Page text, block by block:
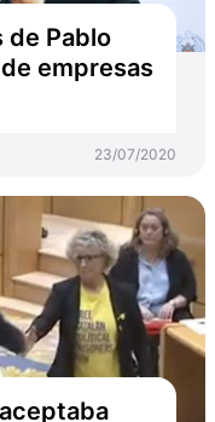
de Pablo
empresas
23/07/2020